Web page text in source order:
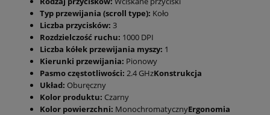
Typ przewijania (scroll type): Koło
Liczba przycisków: 3
Rozdzielczość ruchu: 1000 DPI
Liczba kółek przewijania myszy: 1
Kierunki przewijania: Pionowy
Pasmo częstotliwości: 2.4 GHzKonstrukcja
Układ: Oburęczny
Kolor produktu: Czarny
Kolor powierzchni: MonochromatycznyErgonomia